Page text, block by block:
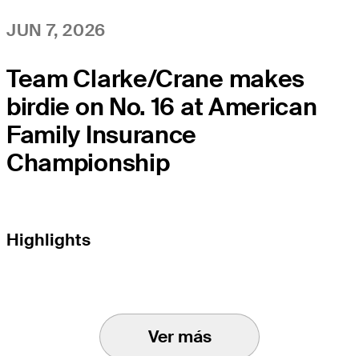
JUN 7, 2026
Team Clarke/Crane makes
birdie on No. 16 at American
Family Insurance
Championship
Highlights
Ver más